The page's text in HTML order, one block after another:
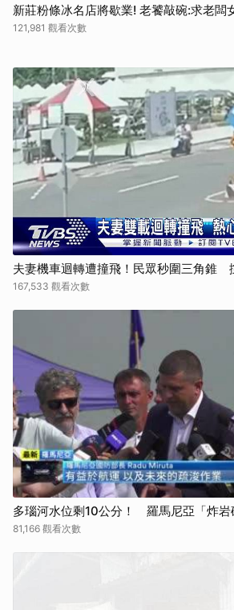
新莊粉條冰名店將歇業! 老饕敲碗:求老闆
121,981 觀看次數
夫妻機車迴轉遭撞飛！民眾秒圍三角錐
167,533 觀看次數
多瑙河水位剩10公分！ 羅馬尼亞「炸岩
81,166 觀看次數